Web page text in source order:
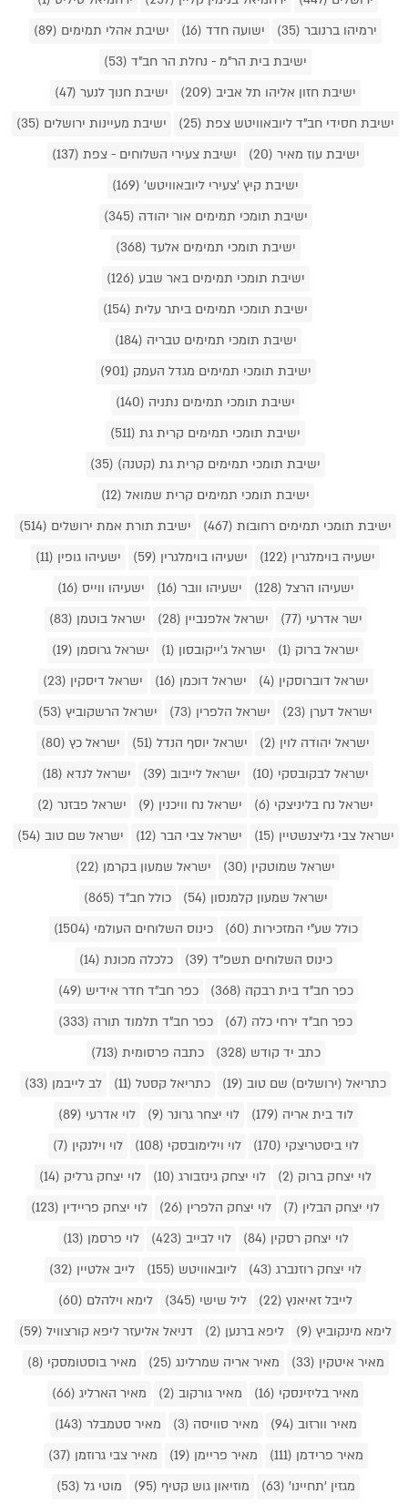
ירמיהו ברנובר (35)
ישועה חדד (16)
ישיבת אהלי תמימים (89)
ישיבת בית הר"מ - נחלת הר חב"ד (53)
ישיבת חזון אליהו תל אביב (209)
ישיבת חנוך לנער (47)
ישיבת חסידי חב"ד ליובאוויטש צפת (25)
ישיבת מעיינות ירושלים (35)
ישיבת עוז מאיר (20)
ישיבת צעירי השלוחים - צפת (137)
ישיבת קיץ 'צעירי ליובאוויטש' (169)
ישיבת תומכי תמימים אור יהודה (345)
ישיבת תומכי תמימים אלעד (368)
ישיבת תומכי תמימים באר שבע (126)
ישיבת תומכי תמימים ביתר עלית (154)
ישיבת תומכי תמימים טבריה (184)
ישיבת תומכי תמימים מגדל העמק (901)
ישיבת תומכי תמימים נתניה (140)
ישיבת תומכי תמימים קרית גת (511)
ישיבת תומכי תמימים קרית גת (קטנה) (35)
ישיבת תומכי תמימים קרית שמואל (12)
ישיבת תומכי תמימים רחובות (467)
ישיבת תורת אמת ירושלים (514)
ישעיה בוימלגרין (122)
ישעיהו בוימלגרין (59)
ישעיהו גופין (11)
ישעיהו הרצל (128)
ישעיהו וובר (16)
ישעיהו ווייס (16)
ישר אדרעי (77)
ישראל אלפנביין (28)
ישראל בוטמן (83)
ישראל ברוק (1)
ישראל ג'ייקובסון (1)
ישראל גרוסמן (19)
ישראל דוברוסקין (4)
ישראל דוכמן (16)
ישראל דיסקין (23)
ישראל דערן (23)
ישראל הלפרין (73)
ישראל הרשקוביץ (53)
ישראל יהודה לוין (2)
ישראל יוסף הנדל (51)
ישראל כץ (80)
ישראל לבקובסקי (10)
ישראל לייבוב (39)
ישראל לנדא (18)
ישראל נח בליניצקי (6)
ישראל נח וויכנין (9)
ישראל פבזנר (2)
ישראל צבי גליצנשטיין (15)
ישראל צבי הבר (12)
ישראל שם טוב (54)
ישראל שמוטקין (30)
ישראל שמעון בקרמן (22)
ישראל שמעון קלמנסון (54)
כולל חב"ד (865)
כולל שע"י המזכירות (60)
כינוס השלוחים העולמי (1504)
כינוס השלוחים תשפ"ד (39)
כלכלה מכונת (14)
כפר חב"ד בית רבקה (368)
כפר חב"ד חדר אידיש (49)
כפר חב"ד ירחי כלה (67)
כפר חב"ד תלמוד תורה (333)
כתב יד קודש (328)
כתבה פרסומית (713)
כתריאל (ירושלים) שם טוב (19)
כתריאל קסטל (11)
לב לייבמן (33)
לוד בית אריה (179)
לוי יצחר גרונר (9)
לוי אדרעי (89)
לוי ביסטריצקי (170)
לוי וילימובסקי (108)
לוי וילנקין (7)
לוי יצחק ברוק (2)
לוי יצחק גינזבורג (10)
לוי יצחק גרליק (14)
לוי יצחק הבלין (7)
לוי יצחק הלפרין (26)
לוי יצחק פריידין (123)
לוי יצחק רסקין (84)
לוי לבייב (423)
לוי פרסמן (13)
לוי יצחק רוזנברג (43)
ליובאוויטש (155)
לייב אלטיין (32)
לייבל זאיאנץ (22)
ליל שישי (345)
לימא וילהלם (60)
לימא מינקוביץ (9)
ליפא ברנען (2)
דניאל אליעזר ליפא קורצוויל (59)
מאיר איטקין (33)
מאיר אריה שמרלינג (25)
מאיר בוסטומסקי (8)
מאיר בליזינסקי (16)
מאיר גורקוב (2)
מאיר הארליג (66)
מאיר וורזוב (94)
מאיר סוויסה (3)
מאיר סטמבלר (143)
מאיר פרידמן (111)
מאיר פריימן (19)
מאיר צבי גרוזמן (37)
מגזין 'תחיינו' (63)
מוזיאון גוש קטיף (95)
מוטי גל (53)